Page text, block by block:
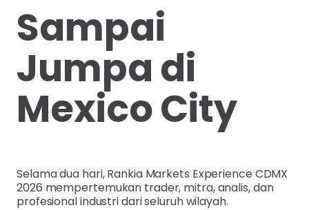
Sampai
Jumpa di
Mexico City
Selama dua hari, Rankia Markets Experience CDMX
2026 mempertemukan trader, mitra, analis, dan
profesional industri dari seluruh wilayah.